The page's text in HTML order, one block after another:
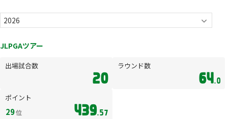
JLPGAツアー
出場試合数
20
ラウンド数
64.0
ポイント
439.57
29位